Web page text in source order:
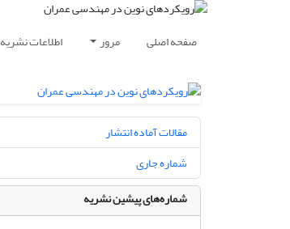
صفحه اصلی مرور اطلاعات نشریه
مقالات آماده انتشار
شماره جاری
شماره‌های پیشین نشریه